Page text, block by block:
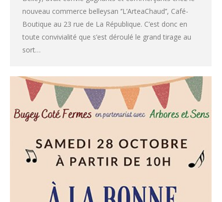
nouveau commerce belleysan ‘’L’ArteaChaud’’, Café-
Boutique au 23 rue de La République. C’est donc en
toute convivialité que s’est déroulé le grand tirage au
sort…